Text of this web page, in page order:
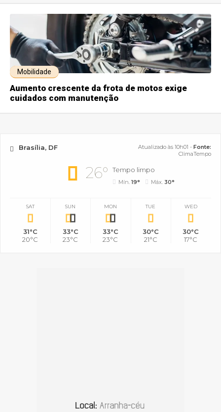
Mobilidade
Aumento crescente da frota de motos exige
cuidados com manutenção
Brasília, DF Atualizado às 10h01 - Fonte:
ClimaTempo
26° Tempo limpo
Mín.19° Máx. 30°
SAT
31°C
20°C
SUN
33°C
23°C
MON
33°C
23°C
TUE
30°C
21°C
WED
30°C
17°C